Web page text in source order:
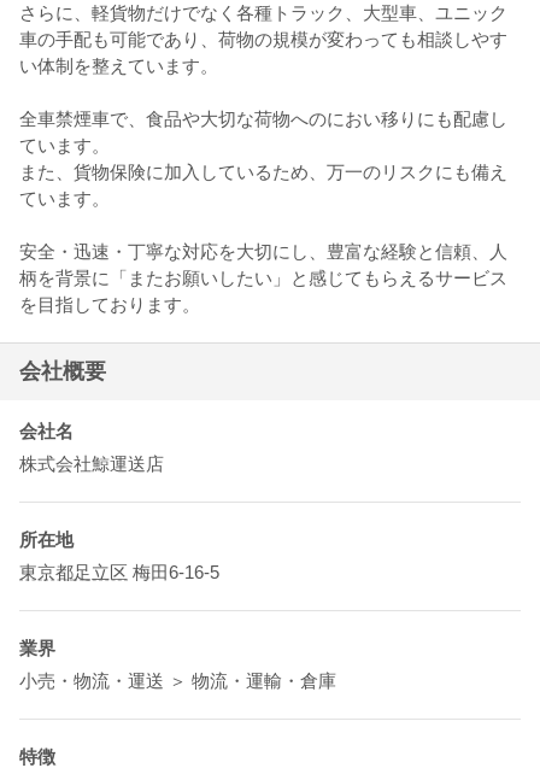
さらに、軽貨物だけでなく各種トラック、大型車、ユニック
車の手配も可能であり、荷物の規模が変わっても相談しやす
い体制を整えています。
全車禁煙車で、食品や大切な荷物へのにおい移りにも配慮し
ています。
また、貨物保険に加入しているため、万一のリスクにも備え
ています。
安全・迅速・丁寧な対応を大切にし、豊富な経験と信頼、人
柄を背景に「またお願いしたい」と感じてもらえるサービス
を目指しております。
会社概要
会社名
株式会社鯨運送店
所在地
東京都足立区 梅田6-16-5
業界
小売・物流・運送 ＞ 物流・運輸・倉庫
特徴